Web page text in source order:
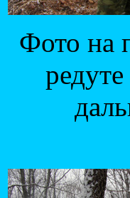
Фото на